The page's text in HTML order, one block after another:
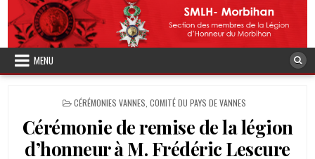
to
content
MENU
POSTED
CÉRÉMONIES VANNES COMITÉ DU PAYS DE VANNES
Cérémonie de remise de la légion
d’honneur à M. Frédéric Lescure